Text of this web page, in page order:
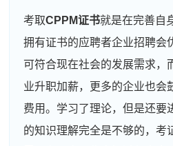
考取CPPM证书就是在完善自
拥有证书的应聘者企业招聘会
可符合现在社会的发展需求，
业升职加薪，更多的企业也会
费用。学习了理论，但是还要
的知识理解完全是不够的，考